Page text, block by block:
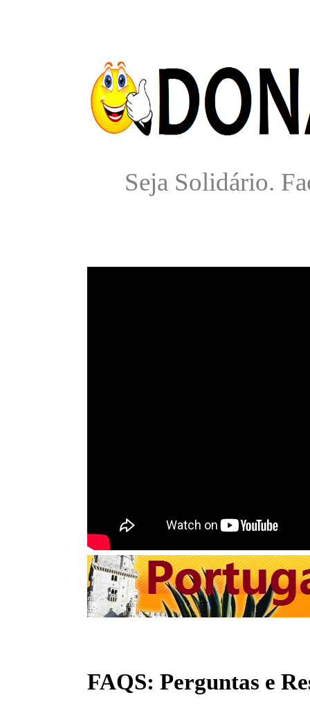
Seja Solidário.
FAQS: Perguntas e